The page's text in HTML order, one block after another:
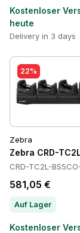
Kostenloser
heute
Delivery in 3 days
22%
Zebra
Zebra CRD-
CRD-TC2L-
581,05 €
Auf Lager
Kostenloser